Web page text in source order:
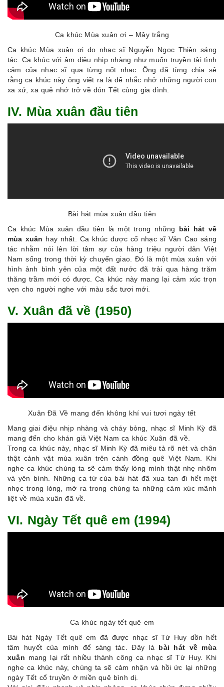
Ca khúc Mùa xuân ơi – Mây trắng
Ca khúc Mùa xuân ơi do nhạc sĩ Nguyễn Ngọc Thiện sáng
tác. Ca khúc với âm điệu nhịp nhàng như muốn truyền tải tình
cảm của nhạc sĩ qua từng nốt nhạc. Ông đã từng chia sẻ
rằng ca khúc này ông viết ra là để nhắc nhở những người con
xa xứ, xa quê nhớ trở về đón Tết cùng gia đình.
IV. Mùa xuân đầu tiên
Bài hát mùa xuân đầu tiên
Ca khúc Mùa xuân đầu tiên là một trong những bài hát về
mùa xuân hay nhất. Ca khúc được cố nhạc sĩ Văn Cao sáng
tác nhằm nói lên lời tâm sự của hàng triệu người dân Việt
Nam sống trong thời kỳ chuyển giao. Đó là một mùa xuân với
hình ảnh bình yên của một đất nước đã trải qua hàng trăm
thăng trầm mới có được. Ca khúc này mang lại cảm xúc trọn
vẹn cho người nghe với màu sắc tươi mới.
V. Xuân đã về (1950)
Xuân Đã Về mang đến không khí vui tươi ngày tết
Mang giai điệu nhịp nhàng và cháy bỏng, nhạc sĩ Minh Kỳ đã
mang đến cho khán giả Việt Nam ca khúc Xuân đã về.
Trong ca khúc này, nhạc sĩ Minh Kỳ đã miêu tả rõ nét và chân
thật cảnh vật mùa xuân trên cánh đồng quê Việt Nam. Khi
nghe ca khúc chúng ta sẽ cảm thấy lòng mình thật nhẹ nhõm
và yên bình. Những ca từ của bài hát đã xua tan đi hết mệt
nhọc trong lòng, mở ra trong chúng ta những cảm xúc mãnh
liệt về mùa xuân đã về.
VI. Ngày Tết quê em (1994)
Ca khúc ngày tết quê em
Bài hát Ngày Tết quê em đã được nhạc sĩ Từ Huy dồn hết
tâm huyết của mình để sáng tác. Đây là bài hát về mùa
xuân mang lại rất nhiều thành công ca nhạc sĩ Từ Huy. Khi
nghe ca khúc này, chúng ta sẽ cảm nhận và hồi ức lại những
ngày Tết cổ truyền ở miền quê bình dị.